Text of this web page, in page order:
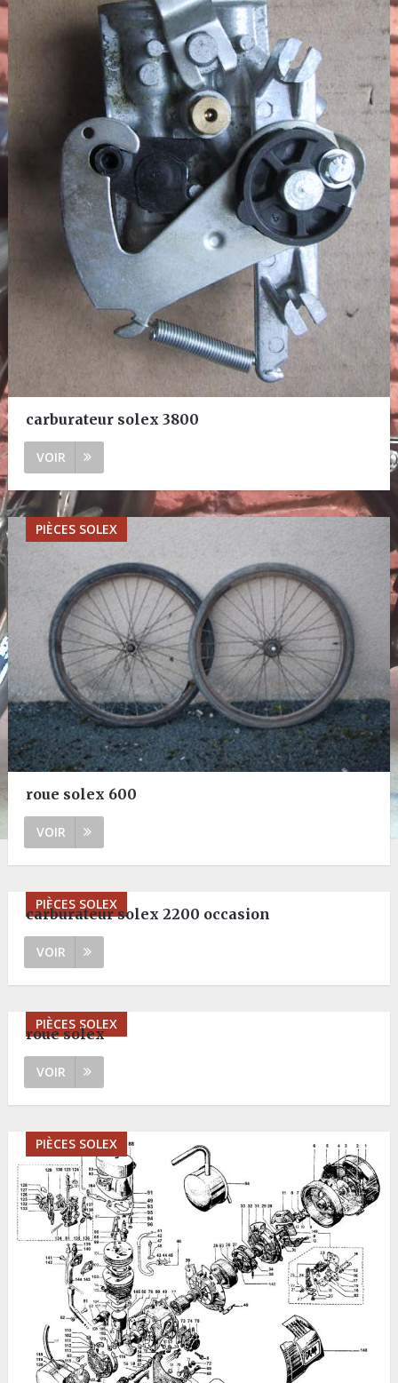
carburateur solex 3800
VOIR
PIÈCES SOLEX
roue solex 600
VOIR
PIÈCES SOLEX
carburateur solex 2200 occasion
VOIR
PIÈCES SOLEX
roue solex
VOIR
PIÈCES SOLEX